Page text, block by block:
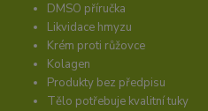
DMSO příručka
Likvidace hmyzu
Krém proti růžovce
Kolagen
Produkty bez předpisu
Tělo potřebuje kvalitní tuky